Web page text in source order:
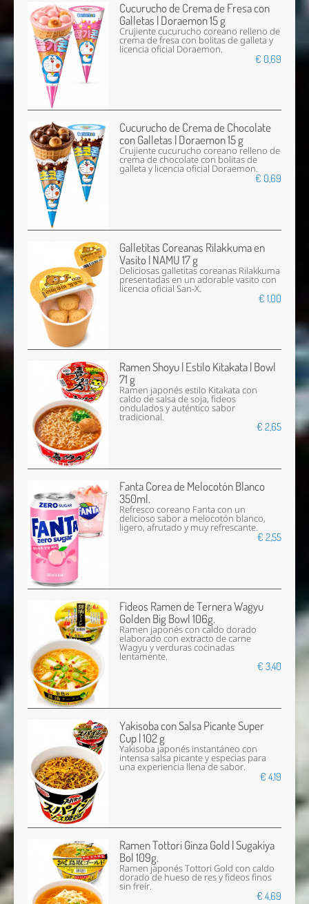
Cucurucho de Crema de Fresa con
Galletas | Doraemon 15 g
Crujiente cucurucho coreano relleno de
crema de fresa con bolitas de galleta y
licencia oficial Doraemon.
€ 0,69
Cucurucho de Crema de Chocolate
con Galletas | Doraemon 15 g
Crujiente cucurucho coreano relleno de
crema de chocolate con bolitas de
galleta y licencia oficial Doraemon.
€ 0,69
Galletitas Coreanas Rilakkuma en
Vasito | NAMU 17 g
Deliciosas galletitas coreanas Rilakkuma
presentadas en un adorable vasito con
licencia oficial San-X.
€ 1,00
Ramen Shoyu | Estilo Kitakata | Bowl
71 g
Ramen japonés estilo Kitakata con
caldo de salsa de soja, fideos
ondulados y auténtico sabor
tradicional.
€ 2,65
Fanta Corea de Melocotón Blanco
350ml.
Refresco coreano Fanta con un
delicioso sabor a melocotón blanco,
ligero, afrutado y muy refrescante.
€ 2,55
Fideos Ramen de Ternera Wagyu
Golden Big Bowl 106g.
Ramen japonés con caldo dorado
elaborado con extracto de carne
Wagyu y verduras cocinadas
lentamente.
€ 3,40
Yakisoba con Salsa Picante Super
Cup | 102 g
Yakisoba japonés instantáneo con
intensa salsa picante y especias para
una experiencia llena de sabor.
€ 4,19
Ramen Tottori Ginza Gold | Sugakiya
Bol 109g.
Ramen japonés Tottori Gold con caldo
dorado de hueso de res y fideos finos
sin freír.
€ 4,69